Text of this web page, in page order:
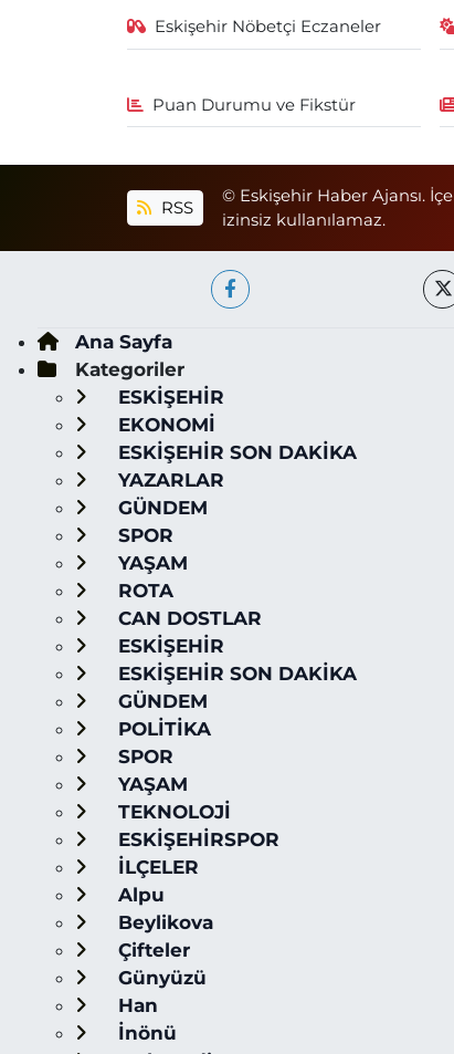
Eskişehir Nöbetçi Eczaneler
Puan Durumu ve Fikstür
RSS
© Eskişehir Haber Ajansı.
izinsiz kullanılamaz.
Ana Sayfa
Kategoriler
ESKİŞEHİR
EKONOMİ
ESKİŞEHİR SON DAKİKA
YAZARLAR
GÜNDEM
SPOR
YAŞAM
ROTA
CAN DOSTLAR
ESKİŞEHİR
ESKİŞEHİR SON DAKİKA
GÜNDEM
POLİTİKA
SPOR
YAŞAM
TEKNOLOJİ
ESKİŞEHİRSPOR
İLÇELER
Alpu
Beylikova
Çifteler
Günyüzü
Han
İnönü